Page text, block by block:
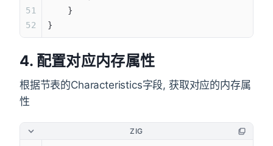
    }
}
4. 配置对应内存属性
根据节表的Characteristics字段, 获取对应的内存属
性
ZIG